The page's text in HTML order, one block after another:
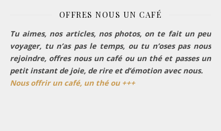
OFFRES NOUS UN CAFÉ
Tu aimes, nos articles, nos photos, on te fait un peu
voyager, tu n’as pas le temps, ou tu n’oses pas nous
rejoindre, offres nous un café ou un thé et passes un
petit instant de joie, de rire et d’émotion avec nous.
Nous offrir un café, un thé ou +++